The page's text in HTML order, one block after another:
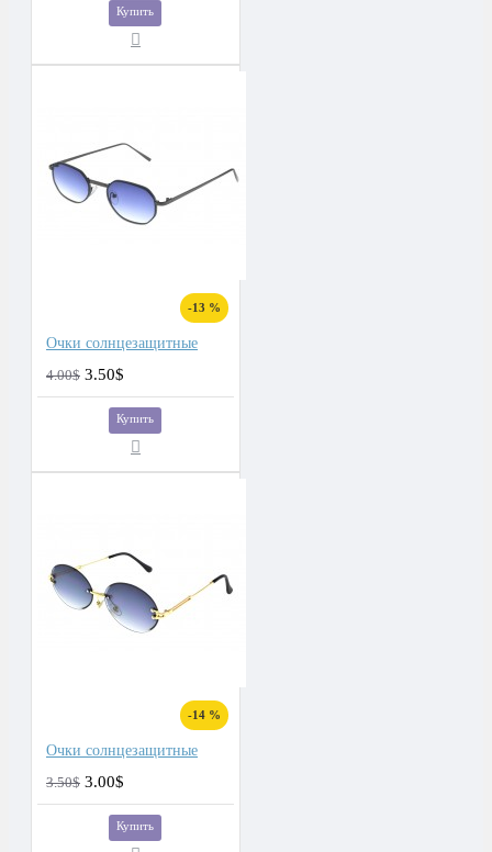
Купить
-13 %
Очки солнцезащитные
4.00$ 3.50$
Купить
-14 %
Очки солнцезащитные
3.50$ 3.00$
Купить